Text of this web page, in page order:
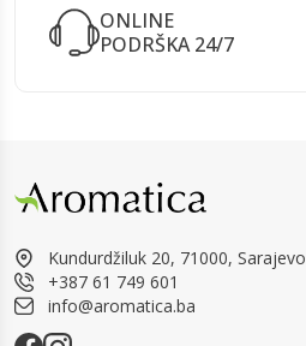
ONLINE
PODRŠKA 24/7
Kundurdžiluk 20, 71000, Sarajevo
+387 61 749 601
info@aromatica.ba